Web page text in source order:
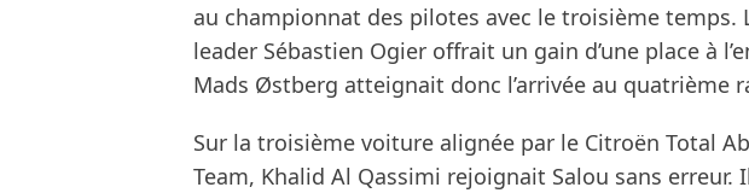
au championnat des pilotes avec le troisième temps.
leader Sébastien Ogier offrait un gain d’une place à
Mads Østberg atteignait donc l’arrivée au quatrième
Sur la troisième voiture alignée par le Citroën Total
Team, Khalid Al Qassimi rejoignait Salou sans erreur.